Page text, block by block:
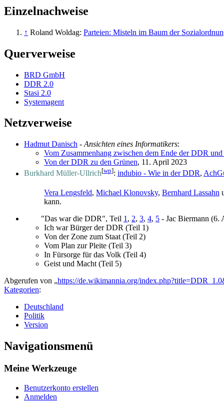
Einzelnachweise
↑ Roland Woldag: Parteien: Misteln im Baum der
Querverweise
BRD GmbH
DDR 2.0
Stasi 2.0
Systemagent
Netzverweise
Hadmut Danisch - Ansichten eines Informatikers:
Vom Zusammenhang zwischen dem Ende der DDR
Von der DDR zu den Grünen, 11. April 2023
Burkhard Müller-Ullrich[wp]: indubio - Wie in der DDR,
Vera Lengsfeld, Michael Klonovsky, Bernhard Lassahn
kann.
"Das war die DDR", Teil 1 , 2, 3, 4, 5 - Jac Biermann (6.
Ich war Bürger der DDR (Teil 1)
Von der Zone zum Staat (Teil 2)
Vom Plan zur Pleite (Teil 3)
In Fürsorge für das Volk (Teil 4)
Geist und Macht (Teil 5)
Abgerufen von „https://de.wikimannia.org/
Kategorien:
Deutschland
Politik
Version
Navigationsmenü
Meine Werkzeuge
Benutzerkonto erstellen
Anmelden